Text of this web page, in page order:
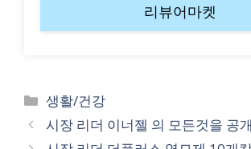
리뷰어마켓
Categories
생활/건강
시장 리더 이너젤 의 모든것을 공